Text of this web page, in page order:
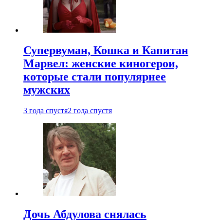
Супервуман, Кошка и Капитан
Марвел: женские киногерои,
которые стали популярнее
мужских
3 года спустя2 года спустя
Дочь Абдулова снялась